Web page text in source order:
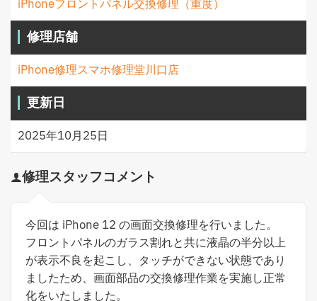
iPhoneフロントパネル交換修理（重度）
修理店舗
iPhone修理スマホ修理堂川口店
更新日
2025年10月25日
修理スタッフコメント
今回は iPhone 12 の画面交換修理を行いました。
フロントパネルのガラス割れと共に液晶の半分以上
が表示不良を起こし、タッチができない状態であり
ましたため、画面部品の交換修理作業を実施し正常
化をいたしました。